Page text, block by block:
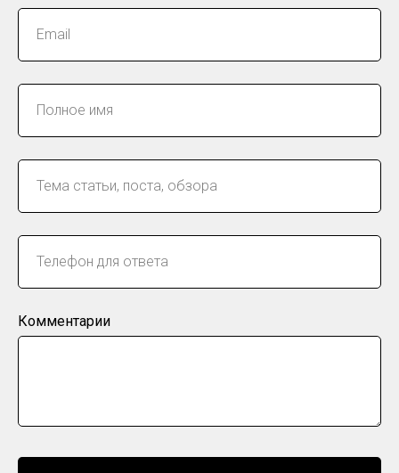
Комментарии